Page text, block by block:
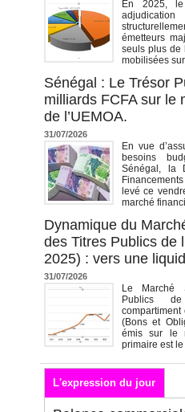
En 2025,
émetteurs
seuls plus de
mobilisées
Sénégal : Le Trésor
milliards FCFA sur le
de l’UEMOA.
31/07/2026
En vue
besoins
Sénégal, la
levé ce
marché
Dynamique du
des Titres Publics de
2025) : vers une
31/07/2026
Le Marché
Publics
(Bons et
émis sur le
primaire est
L'expression du jour